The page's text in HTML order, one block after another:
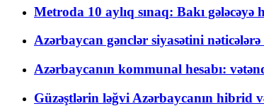
Metroda 10 aylıq sınaq: Bakı gələcəyə
Azərbaycan gənclər siyasətini
Azərbaycanın kommunal hesabı:
Güzəştlərin ləğvi Azərbaycanın hibrid